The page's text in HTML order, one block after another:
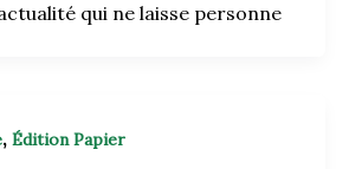
qui ne laisse personne
, Édition Papier